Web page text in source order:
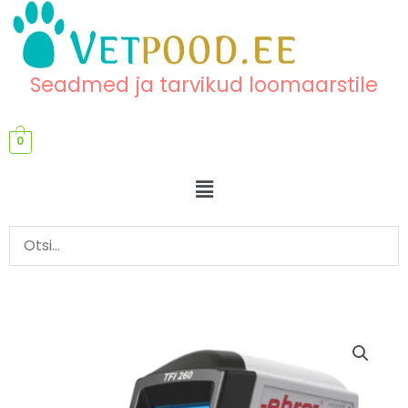
content
content
Seadmed ja tarvikud loomaarstile
0
Menu